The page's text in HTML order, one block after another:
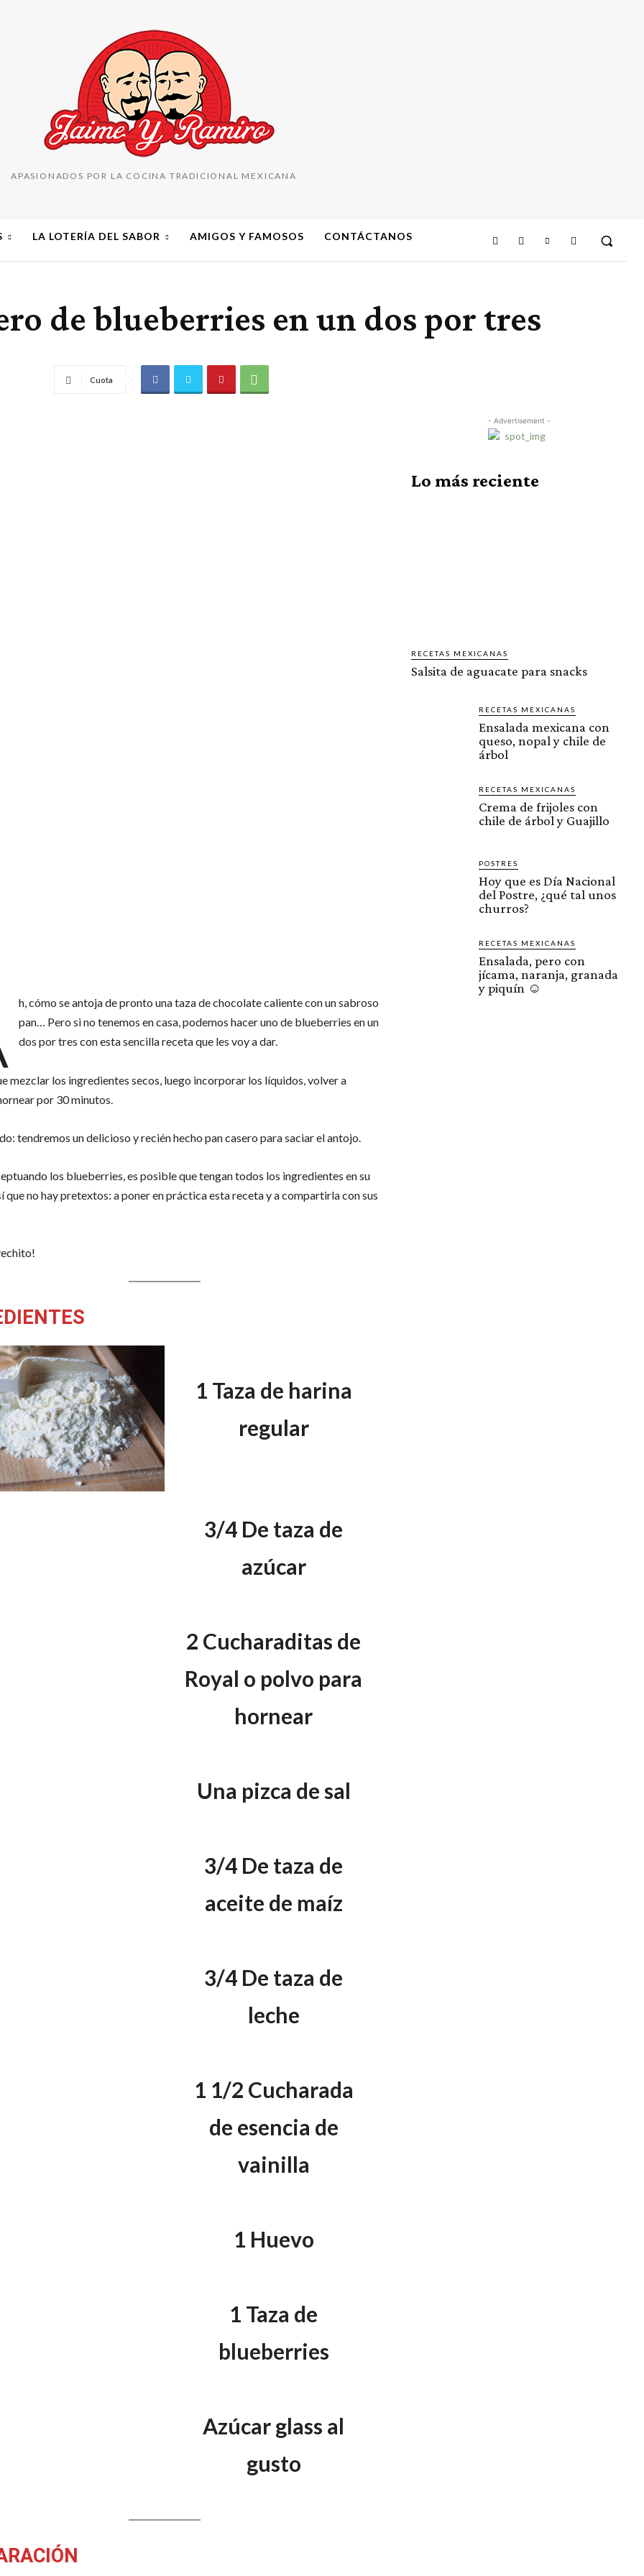
APASIONADOS POR LA COCINA TRADICIONAL MEXICANA
LA LOTERÍA DEL SABOR AMIGOS Y FAMOSOS CONTÁCTANOS
de blueberries en un dos por tres
Cuota
h, cómo se antoja de pronto una taza de chocolate caliente con un sabroso
pan… Pero si no tenemos en casa, podemos hacer uno de blueberries en un
dos por tres con esta sencilla receta que les voy a dar.
mezclar los ingredientes secos, luego incorporar los líquidos, volver a
por 30 minutos.
tendremos un delicioso y recién hecho pan casero para saciar el antojo.
los blueberries, es posible que tengan todos los ingredientes en su
que no hay pretextos: a poner en práctica esta receta y a compartirla con sus
1 Taza de harina
regular
3/4 De taza de
azúcar
2 Cucharaditas de
Royal o polvo para
hornear
Una pizca de sal
3/4 De taza de
aceite de maíz
3/4 De taza de
leche
1 1/2 Cucharada
de esencia de
vainilla
1 Huevo
1 Taza de
blueberries
Azúcar glass al
gusto
- Advertisement -
Lo más reciente
RECETAS MEXICANAS
Salsita de aguacate para snacks
RECETAS MEXICANAS
Ensalada mexicana con
queso, nopal y chile de
árbol
RECETAS MEXICANAS
Crema de frijoles con
chile de árbol y Guajillo
POSTRES
Hoy que es Día Nacional
del Postre, ¿qué tal unos
churros?
RECETAS MEXICANAS
Ensalada, pero con
jícama, naranja, granada
y piquín ☺️